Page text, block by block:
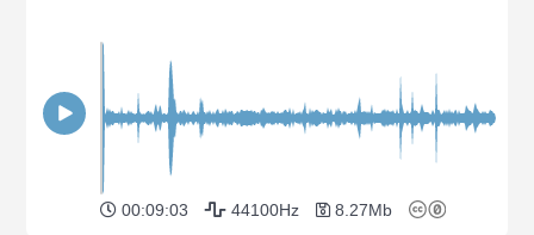
00:09:03 44100Hz 8.27Mb